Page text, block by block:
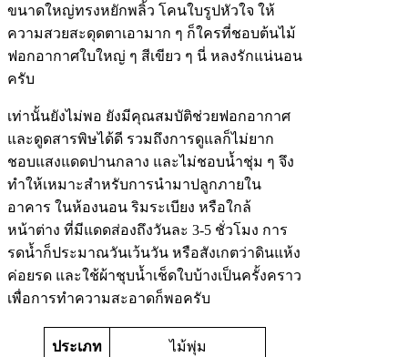
ขนาดใหญ่ทรงหยักพลิ้ว โคนใบรูปหัวใจ ให้
ความสวยสะดุดตาเอามาก ๆ ก็ใครที่ชอบต้นไม้
ฟอกอากาศใบใหญ่ ๆ สีเขียว ๆ นี่ หลงรักแน่นอน
ครับ
เท่านั้นยังไม่พอ ยังมีคุณสมบัติช่วยฟอกอากาศ
และดูดสารพิษได้ดี รวมถึงการดูแลก็ไม่ยาก
ชอบแสงแดดปานกลาง และไม่ชอบน้ำชุ่ม ๆ จึง
ทำให้เหมาะสำหรับการนำมาปลูกภายใน
อาคาร ในห้องนอน ริมระเบียง หรือใกล้
หน้าต่าง ที่มีแดดส่องถึงวันละ 3-5 ชั่วโมง การ
รดน้ำก็ประมาณวันเว้นวัน หรือสังเกตว่าดินแห้ง
ค่อยรด และใช้ผ้าชุบน้ำเช็ดใบบ้างเป็นครั้งคราว
เพื่อการทำความสะอาดก็พอครับ
ประเภท ไม้พุ่ม